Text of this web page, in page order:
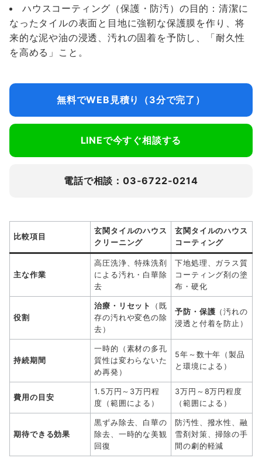
ハウスコーティング（保護・防汚）の目的：清潔に
なったタイルの表面と目地に強靭な保護膜を作り、将
来的な泥や油の浸透、汚れの固着を予防し、「耐久性
を高める」こと。
無料でWEB見積り（3分で完了）
LINEで今すぐ相談する
電話で相談：03-6722-0214
比較項目
玄関タイルのハウス
クリーニング
玄関タイルのハウス
コーティング
主な作業
高圧洗浄、特殊洗剤
による汚れ・白華除
去
下地処理、ガラス質
コーティング剤の塗
布・硬化
役割
治療・リセット
（既
存の汚れや変色の除
去）
予防・保護 （汚れの
浸透と付着を防止）
持続期間
一時的（素材の多孔
質性は変わらないた
め再発）
5年～数十年（製品
と環境による）
費用の目安
1.5万円～3万円程
度（範囲による）
3万円～8万円程度
（範囲による）
期待できる効果
黒ずみ除去、白華の
除去、一時的な美観
回復
防汚性、撥水性、融
雪剤対策、掃除の手
間の劇的軽減